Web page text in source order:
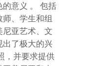
意义 。 包括
、学生和组
亚艺术、文
出了极大的兴
，并要求提供